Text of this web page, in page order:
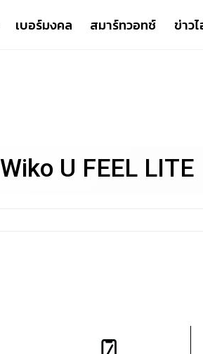
เบอร์มงคล สมาร์ทวอทช์ ข่าว
Wiko U FEEL LITE